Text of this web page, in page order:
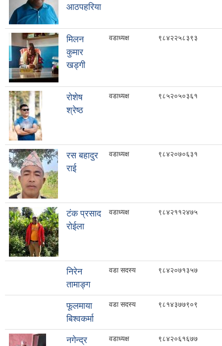
आठपहरिया
मिलन
कुमार
खड्गी
वडाध्यक्ष ९८४२२५८३९३
रोशेष
श्रेष्ठ
वडाध्यक्ष ९८५२०५०३६१
रस बहादुर
राई
वडाध्यक्ष ९८४२०७०६३१
टंक प्रसाद
रोईला
वडाध्यक्ष ९८४२११२४७५
निरेन
तामाङ्ग
वडा सदस्य ९८४२०७१३५७
फूलमाया
बिश्वकर्मा
वडा सदस्य ९८१४३७७९०९
नगेन्द्र
वडाध्यक्ष ९८४२०६१६७७